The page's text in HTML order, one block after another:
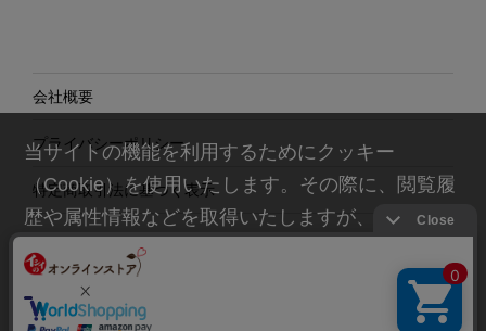
会社概要
プライバシーポリシー
特定商取引法に基づく表示
© Ishii Food CO.,Ltd. All rights reserved.
当サイトの機能を利用するためにクッキー
（Cookie）を使用いたします。その際に、閲覧履
歴や属性情報などを取得いたしますが、お客様の
個人情報を特定することは行っておりません。詳
細に関しては「
」をお読み
ください。